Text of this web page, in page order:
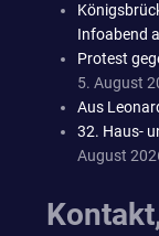
Infoabend
Protest
5. August
Aus
32. Haus-
August